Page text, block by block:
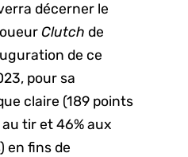
décerner le
Clutchde
de ce
pour sa
claire (189 points
au tir et 46% aux
en fins de